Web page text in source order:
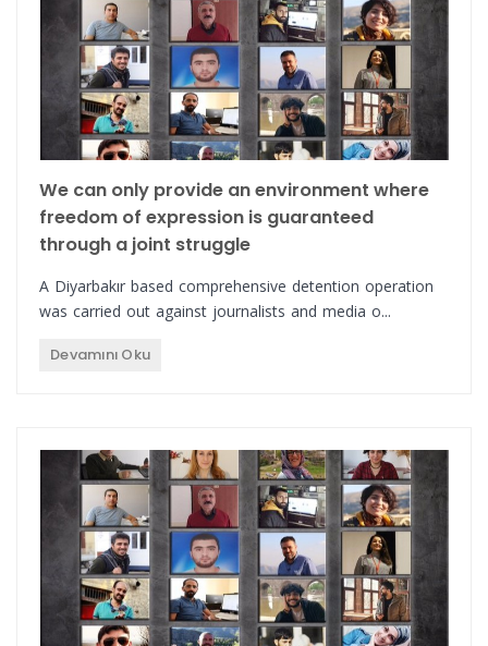
We can only provide an environment where
freedom of expression is guaranteed
through a joint struggle
A Diyarbakır based comprehensive detention operation
was carried out against journalists and media o...
Devamını Oku